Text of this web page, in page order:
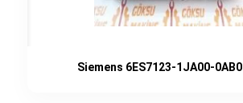
Siemens 6ES7123-1JA00-